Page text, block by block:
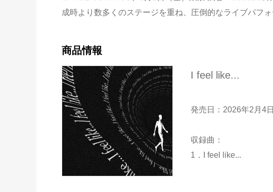
成時より数多くのステージを重ね、圧倒的なライブパフ
商品情報
I feel like...
発売日：2026年2月4
収録曲：
1．I feel like...